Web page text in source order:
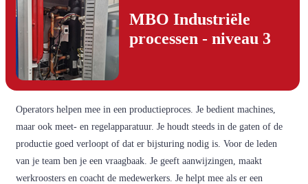
MBO Industriële
processen - niveau 3
Operators helpen mee in een productieproces. Je bedient machines,
maar ook meet- en regelapparatuur. Je houdt steeds in de gaten of de
productie goed verloopt of dat er bijsturing nodig is. Voor de leden
van je team ben je een vraagbaak. Je geeft aanwijzingen, maakt
werkroosters en coacht de medewerkers. Je helpt mee als er een